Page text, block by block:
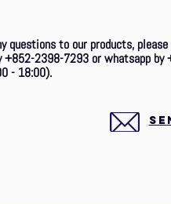
questions to our products,
+852-2398-7293 or whatsapp by
- 18:00).